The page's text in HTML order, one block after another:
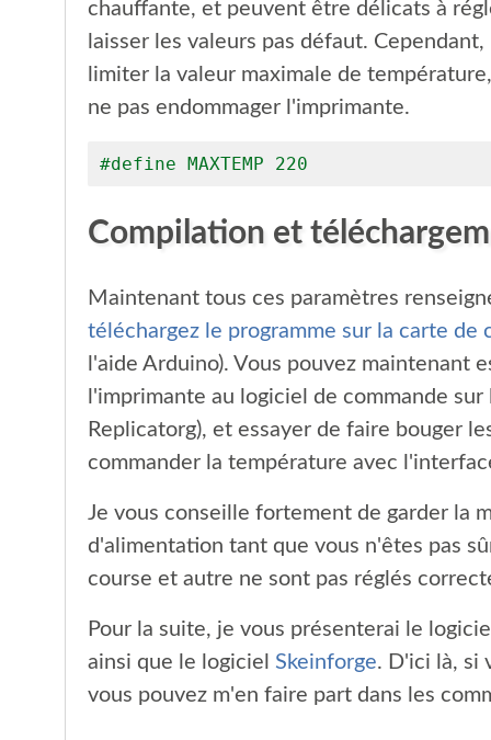
chauffante, et peuvent être délicats à
laisser les valeurs pas défaut.
limiter la valeur maximale de
ne pas endommager l'imprimante.
#define MAXTEMP 220
Compilation et
Maintenant tous ces paramètres
téléchargez le programme sur la carte de
l'aide Arduino). Vous pouvez maintenant
l'imprimante au logiciel de commande sur
Replicatorg), et essayer de faire bouger
commander la température avec
Je vous conseille fortement de garder la
d'alimentation tant que vous n'êtes pas
course et autre ne sont pas réglés
Pour la suite, je vous présenterai le
ainsi que le logiciel Skeinforge. D'ici là, si
vous pouvez m'en faire part dans les